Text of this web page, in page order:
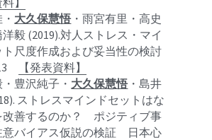
大久保慧悟・雨宮有里・高史
毅 (2019).対人ストレス・マイ
ト尺度作成および妥当性の検討
【発表資料】
豊沢純子・ 大久保慧悟・島井
ストレスマインドセットはな
善するのか？　ポジティブ事
バイアス仮説の検証　日本心